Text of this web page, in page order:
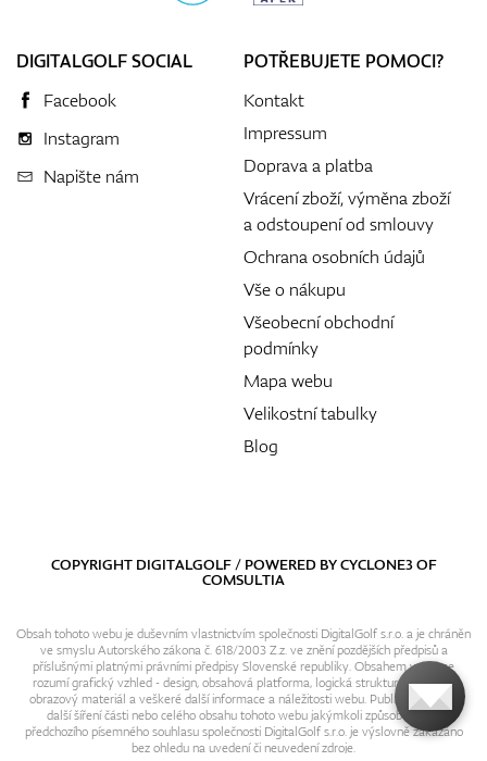
DIGITALGOLF SOCIAL
Facebook
Instagram
Napište nám
POTŘEBUJETE POMOCI?
Kontakt
Impressum
Doprava a platba
Vrácení zboží, výměna zboží
a odstoupení od smlouvy
Ochrana osobních údajů
Vše o nákupu
Všeobecní obchodní
podmínky
Mapa webu
Velikostní tabulky
Blog
COPYRIGHT DIGITALGOLF / POWERED BYCYCLONE3OF
COMSULTIA
Obsah tohoto webu je duševním vlastnictvím společnosti DigitalGolf s.r.o. a je chráněn
ve smyslu Autorského zákona č. 618/2003 Z.z. ve znění pozdějších předpisů a
příslušnými platnými právními předpisy Slovenské republiky. Obsahem webu se
rozumí grafický vzhled - design, obsahová platforma, logická struktura, textový i
obrazový materiál a veškeré další informace a náležitosti webu. Publikování resp.
další šíření části nebo celého obsahu tohoto webu jakýmkoli způsobem bez
předchozího písemného souhlasu společnosti DigitalGolf s.r.o. je výslovně zakázáno
bez ohledu na uvedení či neuvedení zdroje.